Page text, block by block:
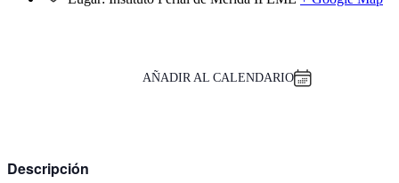
AÑADIR AL CALENDARIO
Descripción